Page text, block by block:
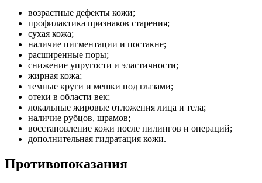
возрастные дефекты кожи;
профилактика признаков старения;
сухая кожа;
наличие пигментации и постакне;
расширенные поры;
снижение упругости и эластичности;
жирная кожа;
темные круги и мешки под глазами;
отеки в области век;
локальные жировые отложения лица и тела;
наличие рубцов, шрамов;
восстановление кожи после пилингов и операций;
дополнительная гидратация кожи.
Противопоказания